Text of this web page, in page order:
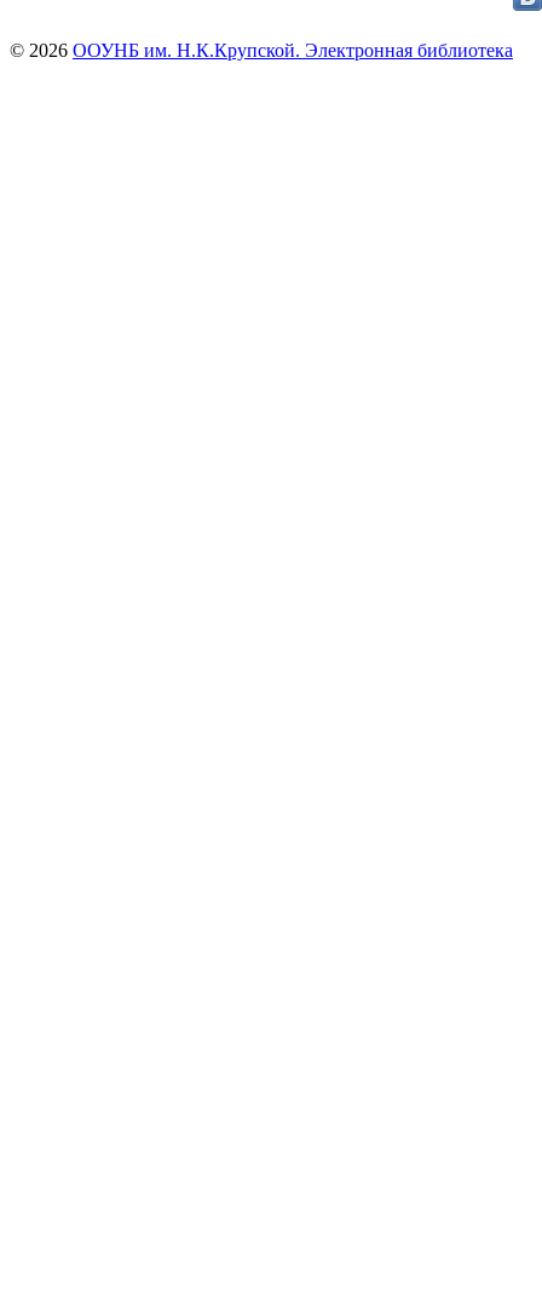
© 2026 ООУНБ им. Н.К.Крупской. Электронная библиотека